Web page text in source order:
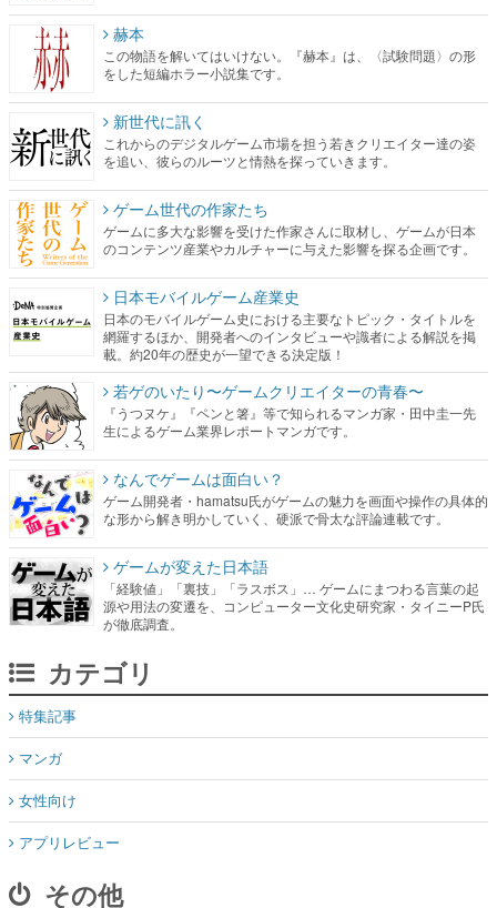
新世代に訊く
これからのデジタルゲーム市場を担う若きクリエイター達の姿
を追い、彼らのルーツと情熱を探っていきます。
ゲーム世代の作家たち
ゲームに多大な影響を受けた作家さんに取材し、ゲームが日本
のコンテンツ産業やカルチャーに与えた影響を探る企画です。
日本モバイルゲーム産業史
日本のモバイルゲーム史における主要なトピック・タイトルを
網羅するほか、開発者へのインタビューや識者による解説を掲
若ゲのいたり〜ゲームクリエイターの青春〜
『うつヌケ』『ペンと箸』等で知られるマンガ家・田中圭一先
生によるゲーム業界レポートマンガです。
なんでゲームは面白い？
ゲーム開発者・hamatsu氏がゲームの魅力を画面や操作の具体的
な形から解き明かしていく、硬派で骨太な評論連載です。
ゲームが変えた日本語
「経験値」「裏技」「ラスボス」… ゲームにまつわる言葉の起
源や用法の変遷を、コンピューター文化史研究家・タイニーP氏
カテゴリ
マンガ
女性向け
アプリレビュー
その他
電ファミニコゲーマーとは？
媒体資料はこちら